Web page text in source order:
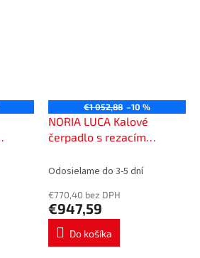
€1 052,88 –10 %
NORIA LUCA Kalové
čerpadlo s rezacím
20m, 600120
Odosielame do 3-5 dní
€770,40 bez DPH
€947,59
Do košíka